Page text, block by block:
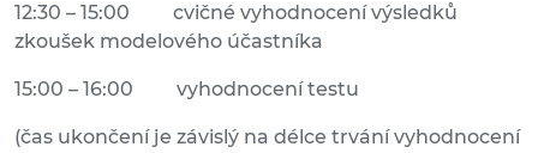
12:30 – 15:00 cvičné vyhodnocení výsledků
zkoušek modelového účastníka
15:00 – 16:00 vyhodnocení testu
(čas ukončení je závislý na délce trvání vyhodnocení